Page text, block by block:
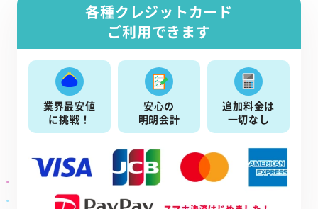
各種クレジットカード
ご利用できます
業界最安値
に挑戦！
安心の
明朗会計
追加料金は
一切なし